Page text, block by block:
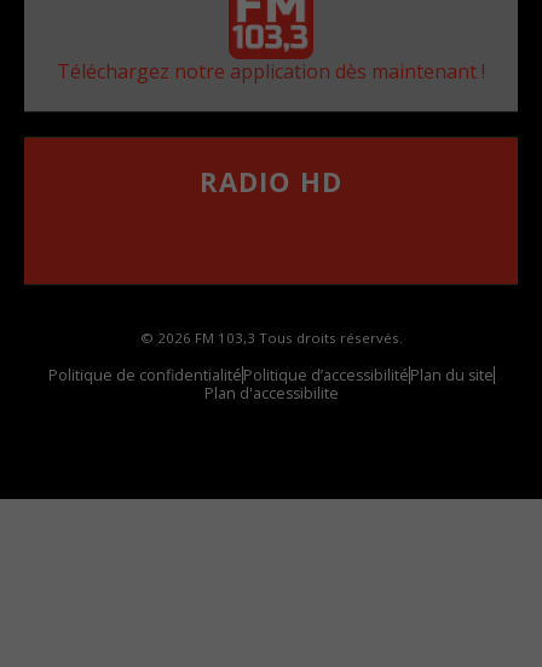
Téléchargez notre application dès maintenant !
RADIO HD
© 2026 FM 103,3 Tous droits réservés.
Politique de confidentialitéPolitique d’accessibilitéPlan du site
Plan d'accessibilite